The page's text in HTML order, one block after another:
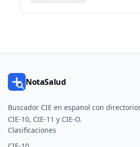
NotaSalud
Buscador CIE en espanol con
CIE-10, CIE-11 y CIE-O.
Clasificaciones